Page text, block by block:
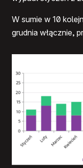
W sumie w 10
grudnia włącznie,